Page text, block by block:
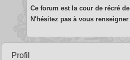
Ce forum est la cour de récré
N'hésitez pas à vous
Profil